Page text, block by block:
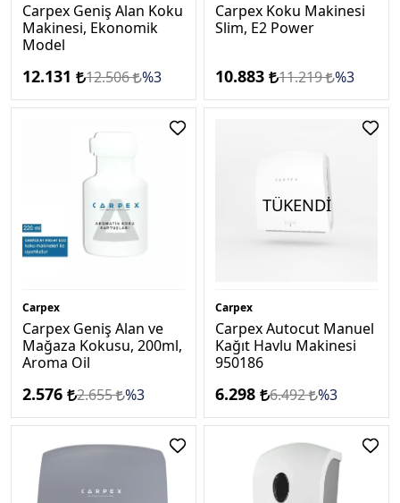
Carpex Geniş Alan Koku
Makinesi, Ekonomik
Model
12.131 12.506 %3
Carpex Koku Makinesi
Slim, E2 Power
10.883 11.219 %3
Carpex
Carpex Geniş Alan ve
Mağaza Kokusu, 200ml,
Aroma Oil
2.576 2.655 %3
TÜKENDİ
Carpex
Carpex Autocut Manuel
Kağıt Havlu Makinesi
950186
6.298 6.492 %3